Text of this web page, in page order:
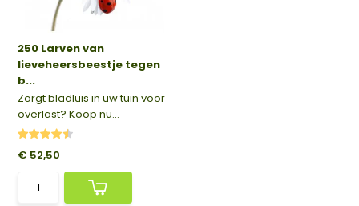
250 Larven van
lieveheersbeestje tegen
b...
Zorgt bladluis in uw tuin voor
overlast? Koop nu...
€ 52,50